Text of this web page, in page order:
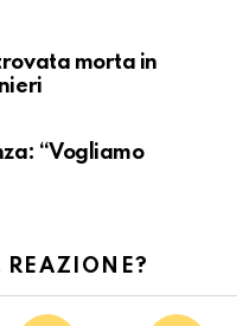
morta in
“Vogliamo
REAZIONE?